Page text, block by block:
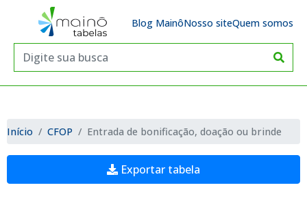
Blog MainôNosso siteQuem somos
Início CFOP Entrada de bonificação, doação ou brinde
Exportar tabela